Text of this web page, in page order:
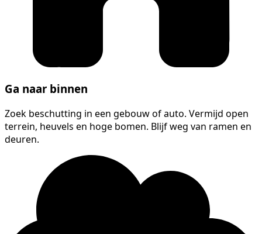
Ga naar binnen
Zoek beschutting in een gebouw of auto. Vermijd open
terrein, heuvels en hoge bomen. Blijf weg van ramen en
deuren.